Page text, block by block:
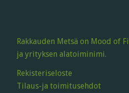
Rakkauden Metsä on Mood of
ja yrityksen alatoiminimi.
Rekisteriseloste
Tilaus-ja toimitusehdot